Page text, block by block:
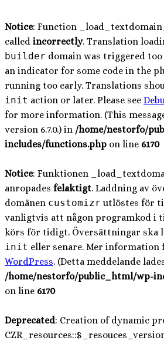
Notice: Function
called incorrectly. Translation
builder domain was triggered
an indicator for some code in the
running too early. Translations
init action or later. Please see
for more information. (This
version 6.7.0.) in /home/nestorfo/
includes/functions.php on line 6170
Notice: Funktionen
anropades felaktigt. Laddning av
domänen customizr utlöstes för
vanligtvis att någon programkod i
körs för tidigt. Översättningar ska
init eller senare. Mer information
WordPress. (Detta meddelande
/home/nestorfo/public_html/wp-
on line 6170
Deprecated: Creation of dynamic